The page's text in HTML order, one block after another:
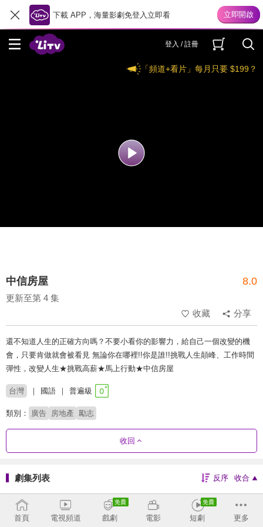
下載 APP，海量影劇免登入立即看
登入 / 註冊
「頻道+看片」每月只要 $199？
中信房屋 8.0
更新至第 4 集
收藏
分享
還不知道人生的正確方向嗎？不要小看你的影響力，給自己一個改變的機
會，只要肯做就會被看見 無論你在哪裡!!你是誰!!挑戰人生顛峰、工作時間
彈性，改變人生★挑戰高薪★馬上行動★中信房屋
台灣 國語 普遍級
類別： 廣告 房地產 勵志
收回
劇集列表 反序 收合
我的各種同事 想像得到就會成真 轉彎 轉運 轉念系列發揮你的本事
職場系列 在地系列 家的意義我們最懂 不要小看你的影響
首頁 電視頻道 戲劇 電影 短劇 更多